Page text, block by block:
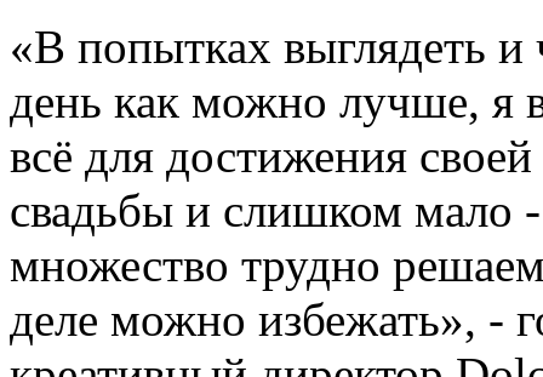
«В попытках выглядеть и
день как можно лучше, я
всё для достижения
свадьбы и слишком мало -
множество трудно
деле можно избежать», -